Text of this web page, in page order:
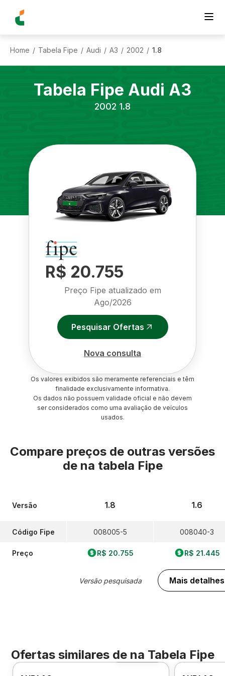
Home / Tabela Fipe / Audi / A3 / 2002 / 1.8
Tabela Fipe Audi A3
2002 1.8
R$ 20.755
Preço Fipe atualizado em
Ago/2026
Pesquisar Ofertas
Nova consulta
Os valores exibidos são meramente referenciais e têm
finalidade exclusivamente informativa.
Os dados não possuem validade oficial e não devem
ser considerados como uma avaliação de veículos
usados.
Compare preços de outras versões
de na tabela Fipe
Versão
Código Fipe
Preço
1.8
008005-5
R$ 20.755
Versão pesquisada
1.6
008040-3
R$ 21.445
Mais detalhes
Ofertas similares de na Tabela Fipe
Foto 360º